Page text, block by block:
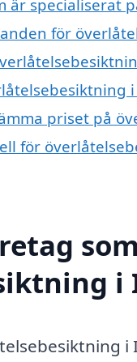
är specialiserat
för
priset på
för
i